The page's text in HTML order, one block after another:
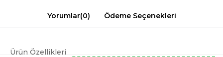
Yorumlar(0) Ödeme Seçenekleri
Ürün Özellikleri